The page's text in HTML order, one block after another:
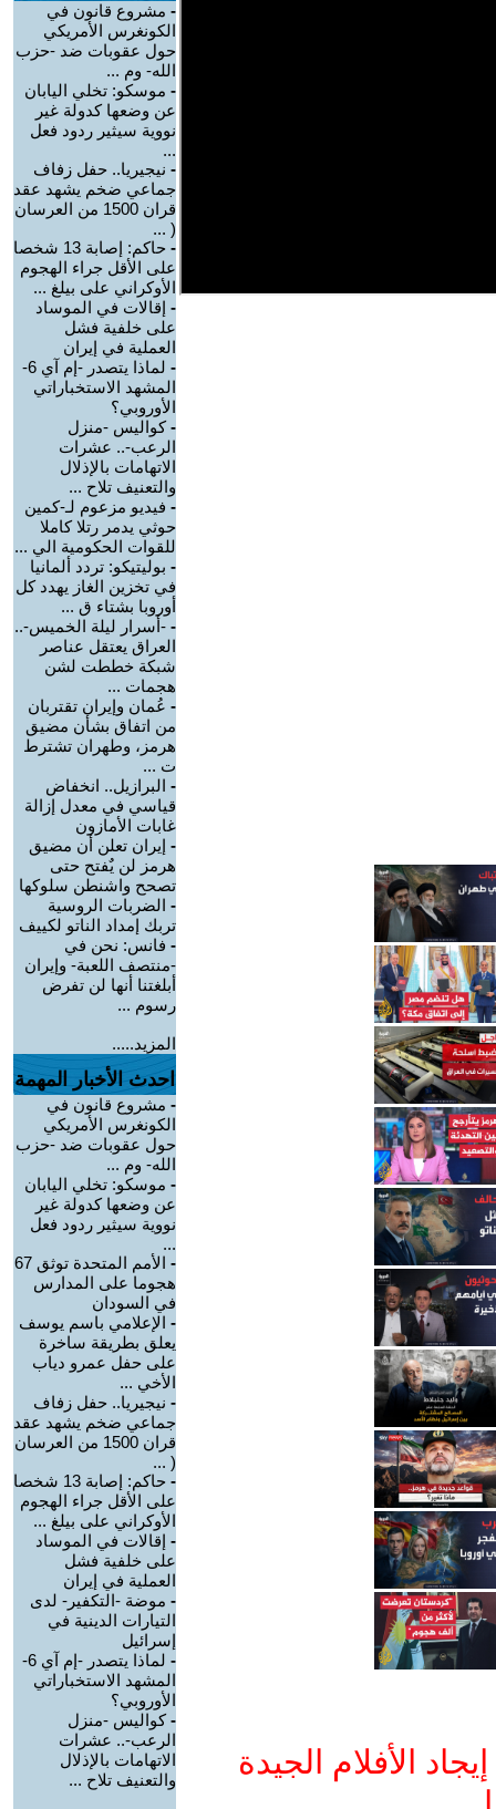
الأفلام الجيدة
- مشروع قانون في
الكونغرس الأمريكي
حول عقوبات ضد -حزب
الله- وم ...
- موسكو: تخلي اليابان
عن وضعها كدولة غير
نووية سيثير ردود فعل
...
- نيجيريا.. حفل زفاف
جماعي ضخم يشهد عقد
قران 1500 من العرسان
( ...
-
حاكم: إصابة 13 شخصا
على الأقل جراء الهجوم
الأوكراني على بيلغ ...
- إقالات في الموساد
على خلفية فشل
العملية في إيران
-
لماذا يتصدر -إم آي 6-
المشهد الاستخباراتي
الأوروبي؟
-كواليس -منزل
الرعب-.. عشرات
الاتهامات بالإذلال
والتعنيف تلاح ...
- فيديو مزعوم لـ-كمين
حوثي يدمر رتلا كاملا
للقوات الحكومية الي ...
- بوليتيكو: تردد ألمانيا
في تخزين الغاز يهدد كل
أوروبا بشتاء ق ...
- -أسرار ليلة الخميس-..
العراق يعتقل عناصر
شبكة خططت لشن
هجمات ...
- عُمان وإيران تقتربان
من اتفاق بشأن مضيق
هرمز، وطهران تشترط
ت ...
- البرازيل.. انخفاض
قياسي في معدل إزالة
غابات الأمازون
- إيران تعلن أن مضيق
هرمز لن يٌفتح حتى
تصحح واشنطن سلوكها
- الضربات الروسية
تربك إمداد الناتو لكييف
- فانس: نحن في
-منتصف اللعبة- وإيران
أبلغتنا أنها لن تفرض
رسوم ...
المزيد.....
احدث الأخبار المهمة
- مشروع قانون في
الكونغرس الأمريكي
حول عقوبات ضد -حزب
الله- وم ...
- موسكو: تخلي اليابان
عن وضعها كدولة غير
نووية سيثير ردود فعل
...
-
الأمم المتحدة توثق 67
هجوما على المدارس
في السودان
- الإعلامي باسم يوسف
يعلق بطريقة ساخرة
على حفل عمرو دياب
الأخي ...
- نيجيريا.. حفل زفاف
جماعي ضخم يشهد عقد
قران 1500 من العرسان
( ...
-
حاكم: إصابة 13 شخصا
على الأقل جراء الهجوم
الأوكراني على بيلغ ...
- إقالات في الموساد
على خلفية فشل
العملية في إيران
- موضة -التكفير- لدى
التيارات الدينية في
إسرائيل
-
لماذا يتصدر -إم آي 6-
المشهد الاستخباراتي
الأوروبي؟
-كواليس -منزل
الرعب-.. عشرات
الاتهامات بالإذلال
والتعنيف تلاح ...